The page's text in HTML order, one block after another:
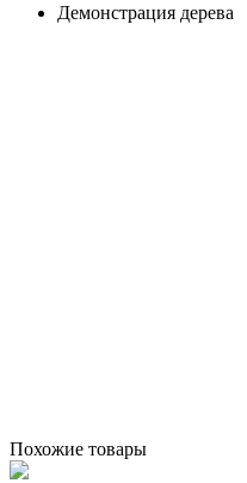
Демонстрация дерева
Похожие товары